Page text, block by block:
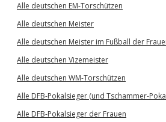
Alle deutschen EM-Torschützen
Alle deutschen Meister
Alle deutschen Meister im Fußball der
Alle deutschen Vizemeister
Alle deutschen WM-Torschützen
Alle DFB-Pokalsieger (und Tschammer-
Alle DFB-Pokalsieger der Frauen